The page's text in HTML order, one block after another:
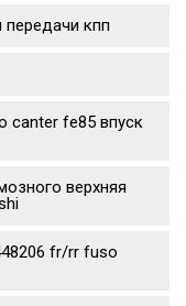
передачи кпп
canter fe85 впуск
верхняя
fr/rr fuso